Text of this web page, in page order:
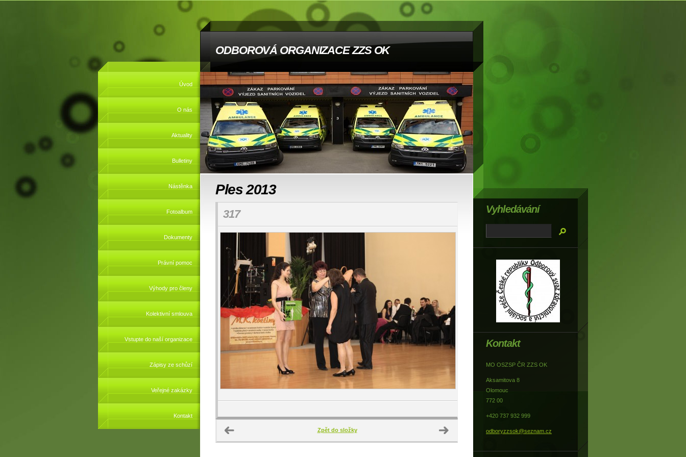
ODBOROVÁ ORGANIZACE ZZS OK
Úvod
O nás
Aktuality
Bulletiny
Nástěnka
Fotoalbum
Dokumenty
Právní pomoc
Výhody pro členy
Kolektivní smlouva
Vstupte do naší organizace
Zápisy ze schůzí
Veřejné zakázky
Kontakt
Ples 2013
317
Zpět do složky
Kontakt
MO OSZSP ČR ZZS OK
Aksamitova 8
Olomouc
772 00
+420 737 932 999
odboryzzsok@seznam.cz
Vyhledávání